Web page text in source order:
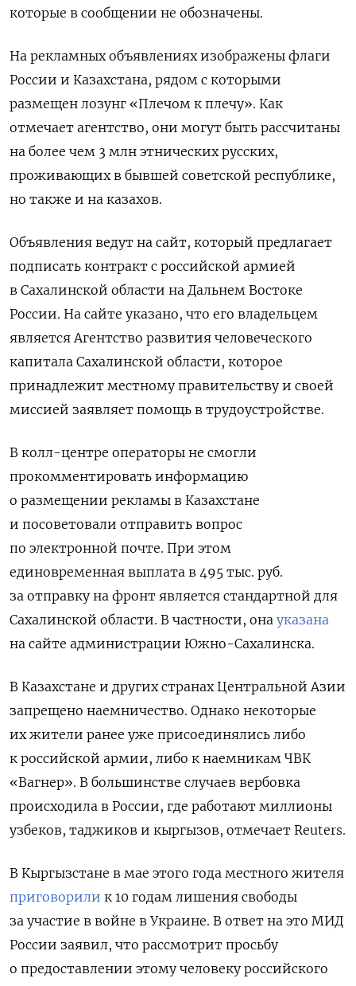
которые в сообщении не обозначены.
На рекламных объявлениях изображены флаги
России и Казахстана, рядом с которыми
размещен лозунг «Плечом к плечу». Как
отмечает агентство, они могут быть рассчитаны
на более чем 3 млн этнических русских,
проживающих в бывшей советской республике,
но также и на казахов.
Объявления ведут на сайт, который предлагает
подписать контракт с российской армией
в Сахалинской области на Дальнем Востоке
России. На сайте указано, что его владельцем
является Агентство развития человеческого
капитала Сахалинской области, которое
принадлежит местному правительству и своей
миссией заявляет помощь в трудоустройстве.
В колл-центре операторы не смогли
прокомментировать информацию
о размещении рекламы в Казахстане
и посоветовали отправить вопрос
по электронной почте. При этом
единовременная выплата в 495 тыс. руб.
за отправку на фронт является стандартной для
Сахалинской области. В частности, она указана
на сайте администрации Южно-Сахалинска.
В Казахстане и других странах Центральной Азии
запрещено наемничество. Однако некоторые
их жители ранее уже присоединялись либо
к российской армии, либо к наемникам ЧВК
«Вагнер». В большинстве случаев вербовка
происходила в России, где работают миллионы
узбеков, таджиков и кыргызов, отмечает Reuters.
В Кыргызстане в мае этого года местного жителя
приговорили к 10 годам лишения свободы
за участие в войне в Украине. В ответ на это МИД
России заявил, что рассмотрит просьбу
о предоставлении этому человеку российского